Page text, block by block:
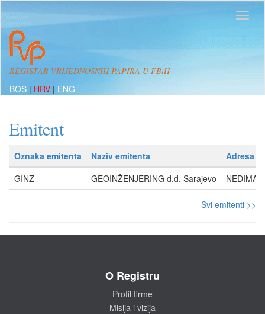
REGISTAR VRIJEDNOSNIH PAPIRA U FBiH
BOS | HRV | ENG
Emitent
Oznaka emitenta Naziv emitenta
Adresa
GINZ
GEOINŽENJERING d.d. Sarajevo NEDIMA
Svi emitenti >>
O Registru
Profil firme
Misija i vizija